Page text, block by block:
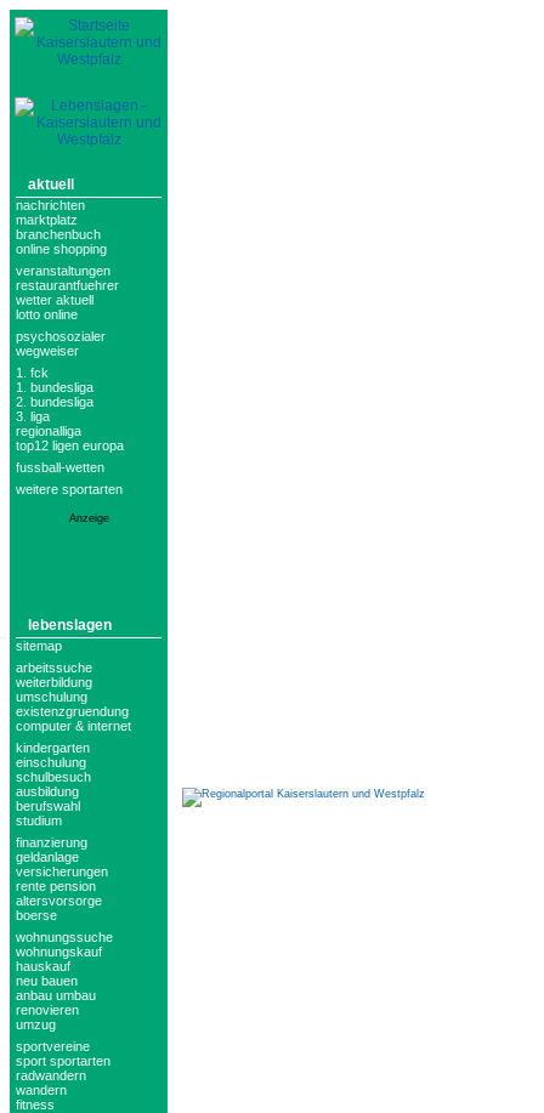
aktuell
nachrichten
marktplatz
branchenbuch
online shopping
veranstaltungen
restaurantfuehrer
wetter aktuell
lotto online
psychosozialer
wegweiser
1. fck
1. bundesliga
2. bundesliga
3. liga
regionalliga
top12 ligen europa
fussball-wetten
weitere sportarten
Anzeige
lebenslagen
sitemap
arbeitssuche
weiterbildung
umschulung
existenzgruendung
computer & internet
kindergarten
einschulung
schulbesuch
ausbildung
berufswahl
studium
finanzierung
geldanlage
versicherungen
rente pension
altersvorsorge
boerse
wohnungssuche
wohnungskauf
hauskauf
neu bauen
anbau umbau
renovieren
umzug
sportvereine
sport sportarten
radwandern
wandern
fitness